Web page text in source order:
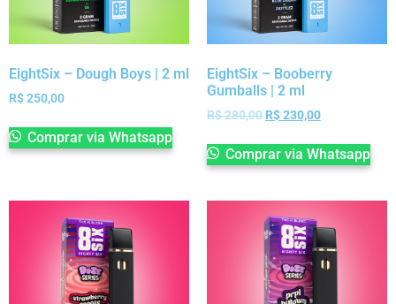
EightSix – Dough Boys | 2 ml
R$250,00
Comprar via Whatsapp
EightSix – Booberry
Gumballs | 2 ml
R$280,00 R$230,00
Comprar via Whatsapp